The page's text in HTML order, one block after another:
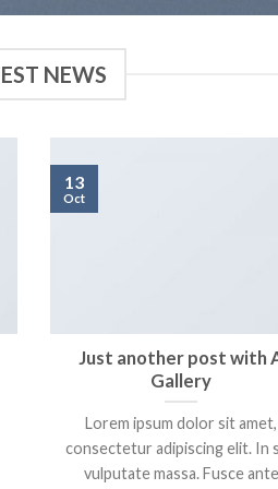
NEWS
Just another post with
Gallery
Lorem ipsum dolor sit amet,
consectetur adipiscing elit. In
vulputate massa. Fusce ante
13
Oct